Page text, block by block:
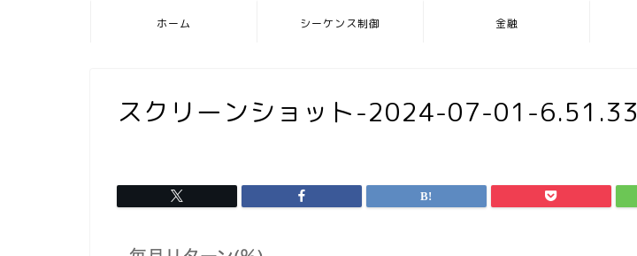
ホーム シーケンス制御 金融
スクリーンショット-2024-07-01-6.51.33